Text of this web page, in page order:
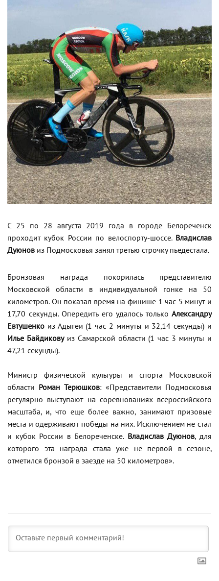
С 25 по 28 августа 2019 года в городе Белореченск
проходит кубок России по велоспорту-шоссе. Владислав
Дуюнов из Подмосковья занял третью строчку пьедестала.
Бронзовая награда покорилась представителю
Московской области в индивидуальной гонке на 50
километров. Он показал время на финише 1 час 5 минут и
17,70 секунды. Опередить его удалось только Александру
Евтушенко из Адыгеи (1 час 2 минуты и 32,14 секунды) и
Илье Байдиковуиз Самарской области (1 час 3 минуты и
47,21 секунды).
Министр физической культуры и спорта Московской
области
Роман Терюшков: «Представители Подмосковья
регулярно выступают на соревнованиях всероссийского
масштаба, и, что еще более важно, занимают призовые
места и одерживают победы на них. Исключением не стал
и кубок России в Белореченске. Владислав Дуюнов, для
которого эта награда стала уже не первой в сезоне,
отметился бронзой в заезде на 50 километров».